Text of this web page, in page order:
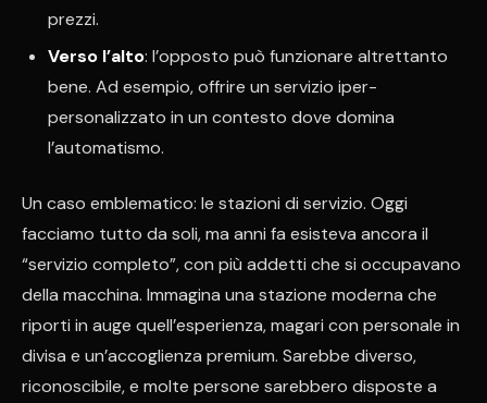
prezzi.
Verso l’alto: l’opposto può funzionare altrettanto
bene. Ad esempio, offrire un servizio iper-
personalizzato in un contesto dove domina
l’automatismo.
Un caso emblematico: le stazioni di servizio. Oggi
facciamo tutto da soli, ma anni fa esisteva ancora il
“servizio completo”, con più addetti che si occupavano
della macchina. Immagina una stazione moderna che
riporti in auge quell’esperienza, magari con personale in
divisa e un’accoglienza premium. Sarebbe diverso,
riconoscibile, e molte persone sarebbero disposte a